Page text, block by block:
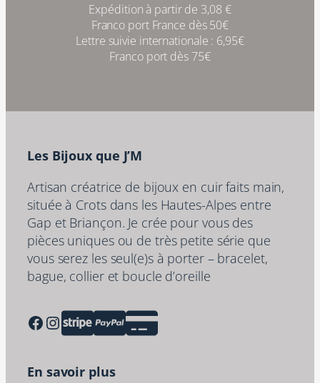
Expédition à partir de 3,08 €
Franco port France dès 50€
Lettre suivie internationale : 6,95€
Franco port dès 75€
Les Bijoux que J’M
Artisan créatrice de bijoux en cuir faits main,
située à Crots dans les Hautes-Alpes entre
Gap et Briançon. Je crée pour vous des
pièces uniques ou de très petite série que
vous serez les seul(e)s à porter – bracelet,
bague, collier et boucle d’oreille
Facebook Instagram
En savoir plus